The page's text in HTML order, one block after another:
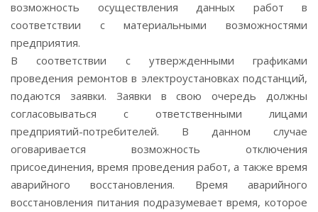
возможность осуществления данных работ в
соответствии с материальными возможностями
предприятия.
В соответствии с утвержденными графиками
проведения ремонтов в электроустановках подстанций,
подаются заявки. Заявки в свою очередь должны
согласовываться с ответственными лицами
предприятий-потребителей. В данном случае
оговаривается возможность отключения
присоединения, время проведения работ, а также время
аварийного восстановления. Время аварийного
восстановления питания подразумевает время, которое